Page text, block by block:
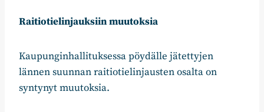
Raitiotielinjauksiin muutoksia
Kaupunginhallituksessa pöydälle jätettyjen
lännen suunnan raitiotielinjausten osalta on
syntynyt muutoksia.